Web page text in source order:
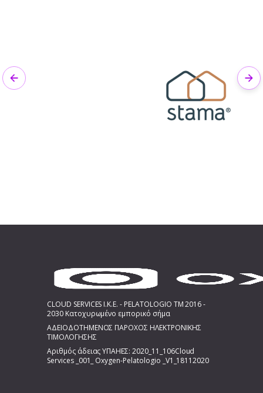
Previous
CLOUD SERVICES I.K.E. - PELATOLOGIO TM 2016 -
2030 Κατοχυρωμένο εμπορικό σήμα
ΑΔΕΙΟΔΟΤΗΜΕΝΟΣ ΠΑΡΟΧΟΣ ΗΛΕΚΤΡΟΝΙΚΗΣ
ΤΙΜΟΛΟΓΗΣΗΣ
Αριθμός άδειας ΥΠΑΗΕΣ: 2020_11_106Cloud
Services _001_ Oxygen-Pelatologio _V1_18112020